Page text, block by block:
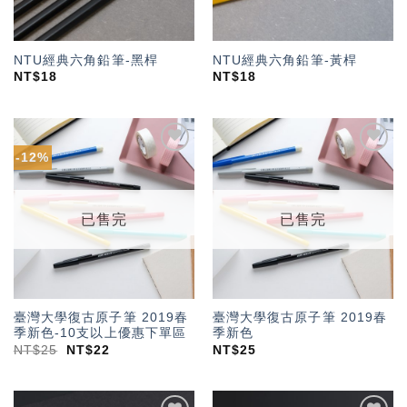
NTU經典六角鉛筆-黑桿
NT$18
NTU經典六角鉛筆-黃桿
NT$18
-12%
加入
「願
望輕
已售完
臺灣大學復古原子筆 2019春
季新色-10支以上優惠下單區
NT$25 NT$22
加入
「願
望輕
已售完
臺灣大學復古原子筆 2019春
季新色
NT$25